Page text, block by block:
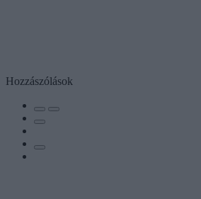
Hozzászólások